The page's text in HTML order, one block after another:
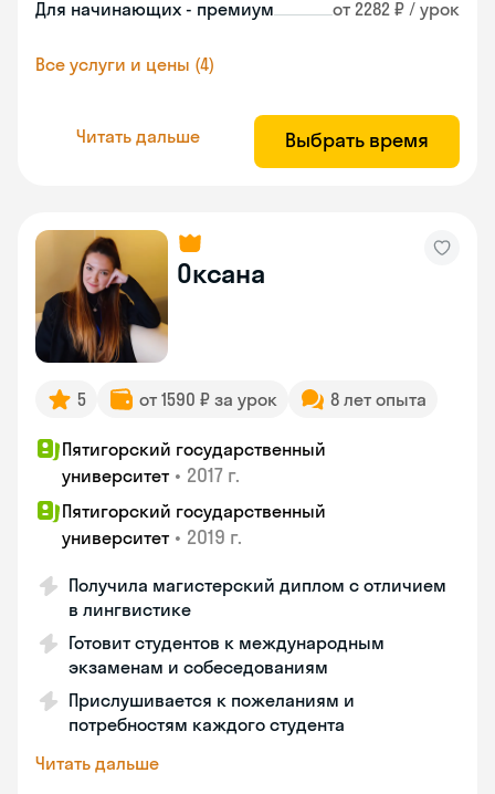
Для начинающих - премиум от 2282 ₽ / урок
Все услуги и цены (4)
Читать дальше Выбрать время
Оксана
5 от 1590 ₽ за урок 8 лет опыта
Пятигорский государственный
университет • 2017 г.
Пятигорский государственный
университет • 2019 г.
Получила магистерский диплом с отличием
в лингвистике
Готовит студентов к международным
экзаменам и собеседованиям
Прислушивается к пожеланиям и
потребностям каждого студента
Читать дальше